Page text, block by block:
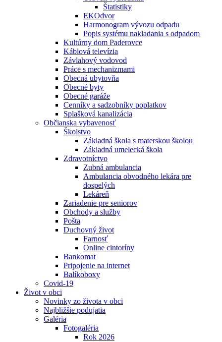
Štatistiky
EKOdvor
Harmonogram vývozu odpadu
Popis systému nakladania s odpadom
Kultúrny dom Paderovce
Káblová televízia
Závlahový vodovod
Práce s mechanizmami
Obecná ubytovňa
Obecné byty
Obecné garáže
Cenníky a sadzobníky poplatkov
Splašková kanalizácia
Občianska vybavenosť
Školstvo
Základná škola s materskou školou
Základná umelecká škola
Zdravotníctvo
Zubná ambulancia
Ambulancia obvodného lekára pre
dospelých
Lekáreň
Zariadenie pre seniorov
Obchody a služby
Pošta
Duchovný život
Farnosť
Online cintoríny
Bankomat
Pripojenie na internet
Balíkoboxy
Covid-19
Život v obci
Novinky zo života v obci
Najbližšie podujatia
Galéria
Fotogaléria
Rok 2026